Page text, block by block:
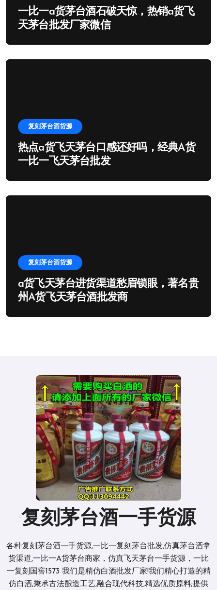
一比一a货茅台酒石破天惊，热销a货飞
天茅台批发厂家微信
复刻茅台酒货源
热点a货飞天茅台口感还好吗，经典A货
一比一飞天茅台批发
复刻茅台酒货源
a货飞天茅台进货渠道愁眉锁眼，著名贵
州A货飞天茅台酒批发商
复刻茅台酒一手货源
各种复刻茅台酒一手货源,一比一复刻茅台批发,仿真茅台酒拿
货渠道,一比一A货茅台商家，仿真飞天茅台一手货源，一比
一复刻国窖1573 我们是精仿白酒批发厂家!我们精心打造的精
仿白酒,秉承古法酿造工艺,融合现代科技,精选优质原料;提供